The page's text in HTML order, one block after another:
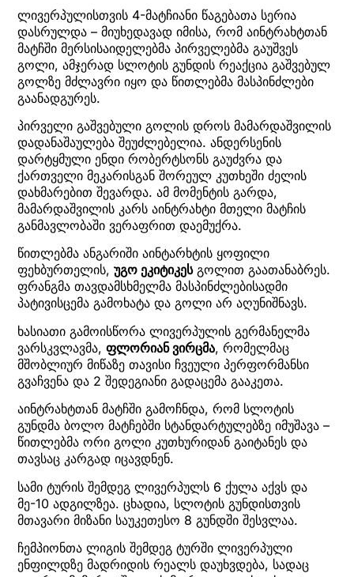
ლივერპულისთვის 4-მატჩიანი წაგებათა სერია
დასრულდა – მიუხედავად იმისა, რომ აინტრახტთან
მატჩში მერსისაიდელებმა პირველებმა გაუშვეს
გოლი, ამჯერად სლოტის გუნდის რეაქცია გაშვებულ
გოლზე მძლავრი იყო და წითლებმა მასპინძლები
გაანადგურეს.
პირველი გაშვებული გოლის დროს მამარდაშვილის
დადანაშაულება შეუძლებელია. ანდერსენის
დარტყმული ენდი რობერტსონს გაუძვრა და
ქართველი მეკარისგან შორეულ კუთხეში ძელის
დახმარებით შევარდა. ამ მომენტის გარდა,
მამარდაშვილის კარს აინტრახტი მთელი მატჩის
განმავლობაში ვერაფრით დაემუქრა.
წითლებმა ანგარიში აინტარხტის ყოფილი
ფეხბურთელის, უგო ეკიტიკესგოლით გაათანაბრეს.
ფრანგმა თავდამსხმელმა მასპინძლებისადმი
პატივისცემა გამოხატა და გოლი არ აღუნიშნავს.
ხასიათი გამოისწორა ლივერპულის გერმანელმა
ვარსკვლავმა, ფლორიან ვირცმა, რომელმაც
მშობლიურ მიწაზე თავისი ჩვეული პერფორმანსი
გვაჩვენა და 2 შედეგიანი გადაცემა გააკეთა.
აინტრახტთან მატჩში გამოჩნდა, რომ სლოტის
გუნდმა ბოლო მატჩებში სტანდარტულებზე იმუშავა –
წითლებმა ორი გოლი კუთხურიდან გაიტანეს და
თავსაც კარგად იცავდნენ.
სამი ტურის შემდეგ ლივერპულს 6 ქულა აქვს და
მე-10 ადგილზეა. ცხადია, სლოტის გუნდისთვის
მთავარი მიზანი საუკეთესო 8 გუნდში შესვლაა.
ჩემპიონთა ლიგის შემდეგ ტურში ლივერპული
ენფილდზე მადრიდის რეალს დაუხვდება, სადაც